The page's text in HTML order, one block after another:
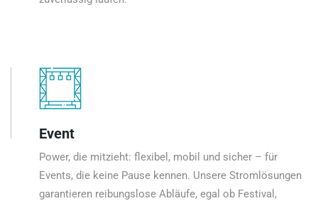
Event
Power, die mitzieht: flexibel, mobil und sicher – für
Events, die keine Pause kennen. Unsere Stromlösungen
garantieren reibungslose Abläufe, egal ob Festival,